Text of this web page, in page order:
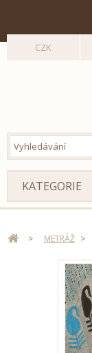
CZK
KATEGORIE
> METRÁŽ >